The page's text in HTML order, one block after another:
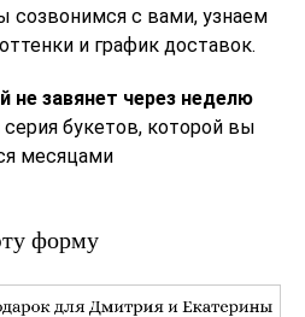
созвонимся с вами, узнаем
и график доставок.
не завянет через неделю
букетов, которой вы
месяцами
форму